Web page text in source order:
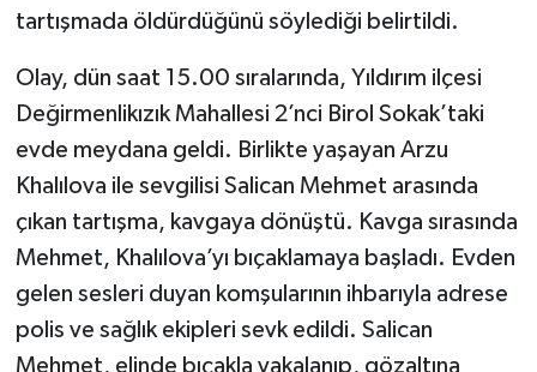
tartışmada öldürdüğünü söylediği belirtildi.
Olay, dün saat 15.00 sıralarında, Yıldırım ilçesi
Değirmenlikızık Mahallesi 2’nci Birol Sokak’taki
evde meydana geldi. Birlikte yaşayan Arzu
Khalılova ile sevgilisi Salican Mehmet arasında
çıkan tartışma, kavgaya dönüştü. Kavga sırasında
Mehmet, Khalılova’yı bıçaklamaya başladı. Evden
gelen sesleri duyan komşularının ihbarıyla adrese
polis ve sağlık ekipleri sevk edildi. Salican
Mehmet, elinde bıçakla yakalanıp, gözaltına
Yaşam
Yerel
AboneHaber Özel